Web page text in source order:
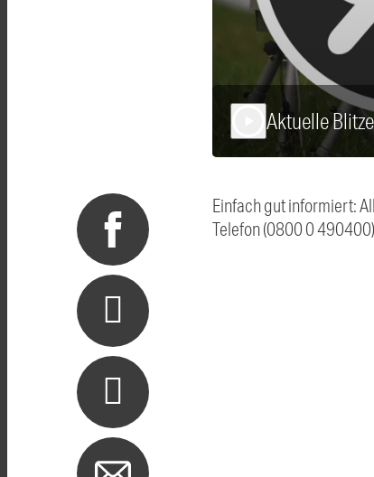
Aktuelle
Einfach gut informiert:
Telefon (0800 0